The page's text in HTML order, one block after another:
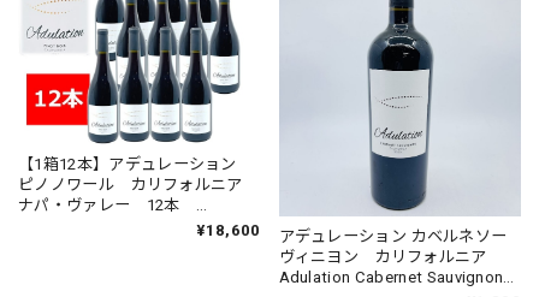
【1箱12本】アデュレーション
ピノノワール カリフォルニア
ナパ・ヴァレー 12本
Adulation Pinot Noir California
¥18,600
アデュレーション カベルネソー
ヴィニヨン カリフォルニア
Adulation Cabernet Sauvignon